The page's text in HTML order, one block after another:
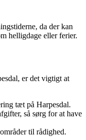
da der kan
helligdage eller ferier.
er det vigtigt at
tæt på Harpesdal.
så sørg for at have
til rådighed.